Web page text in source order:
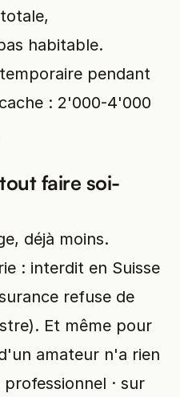
habitable.
pendant
: 2'000-4'000
faire soi-
déjà moins.
: interdit en Suisse
refuse de
Et même pour
amateur n'a rien
· sur